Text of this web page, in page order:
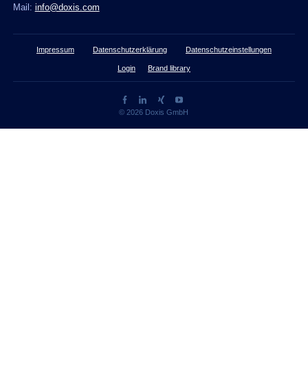
Mail: info@doxis.com
Impressum Datenschutzerklärung Datenschutzeinstellungen
Login Brand library
© 2026 Doxis GmbH